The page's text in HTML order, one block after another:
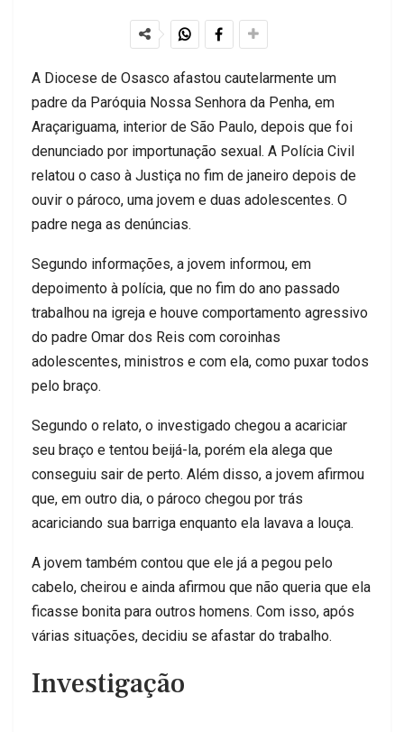
A Diocese de Osasco afastou cautelarmente um
padre da Paróquia Nossa Senhora da Penha, em
Araçariguama, interior de São Paulo, depois que foi
denunciado por importunação sexual. A Polícia Civil
relatou o caso à Justiça no fim de janeiro depois de
ouvir o pároco, uma jovem e duas adolescentes. O
padre nega as denúncias.
Segundo informações, a jovem informou, em
depoimento à polícia, que no fim do ano passado
trabalhou na igreja e houve comportamento agressivo
do padre Omar dos Reis com coroinhas
adolescentes, ministros e com ela, como puxar todos
pelo braço.
Segundo o relato, o investigado chegou a acariciar
seu braço e tentou beijá-la, porém ela alega que
conseguiu sair de perto. Além disso, a jovem afirmou
que, em outro dia, o pároco chegou por trás
acariciando sua barriga enquanto ela lavava a louça.
A jovem também contou que ele já a pegou pelo
cabelo, cheirou e ainda afirmou que não queria que ela
ficasse bonita para outros homens. Com isso, após
várias situações, decidiu se afastar do trabalho.
Investigação